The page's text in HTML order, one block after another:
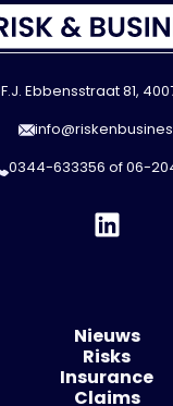
F.J. Ebbensstraat 81,
0344-633356 of06-
Nieuws
Risks
Insurance
Claims